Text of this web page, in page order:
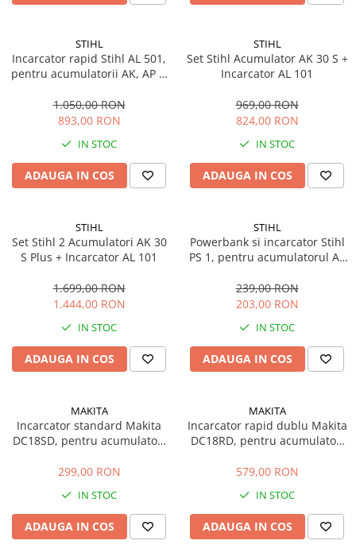
Tocatoare de crengi si resturi
Tractoare si Utilaje agricole
Accesorii utilaje de gradina
Afumatoare
Masini de framantat aluat
Masini de umplut carnati
Razatoare branzeturi
Accesorii articole de bucatarie
Mobilier gradina
Depozitare gradina
Echipamente curatenie
Aparate de spalat cu presiune
Aspiratoare
Freze de zapada
Masini de maturat
Suflante & Aspiratoare frunze
STIHL
Incarcator rapid Stihl AL 501,
pentru acumulatorii AK, AP si
1.050,00 RON
893,00 RON
IN STOC
ADAUGA IN COS
STIHL
Set Stihl Acumulator AK 30 S +
Incarcator AL 101
969,00 RON
824,00 RON
IN STOC
ADAUGA IN COS
STIHL
Set Stihl 2 Acumulatori AK 30
S Plus + Incarcator AL 101
1.699,00 RON
1.444,00 RON
IN STOC
ADAUGA IN COS
STIHL
Powerbank si incarcator Stihl
PS 1, pentru acumulatorul AS
239,00 RON
203,00 RON
IN STOC
ADAUGA IN COS
MAKITA
Incarcator standard Makita
DC18SD, pentru acumulatori
299,00 RON
IN STOC
ADAUGA IN COS
MAKITA
Incarcator rapid dublu Makita
DC18RD, pentru acumulatori
579,00 RON
IN STOC
ADAUGA IN COS